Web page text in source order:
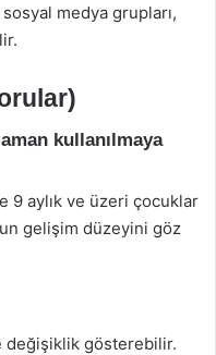
medya grupları,
kullanılmaya
9 aylık ve üzeri çocuklar
gelişim düzeyini göz
değişiklik gösterebilir.